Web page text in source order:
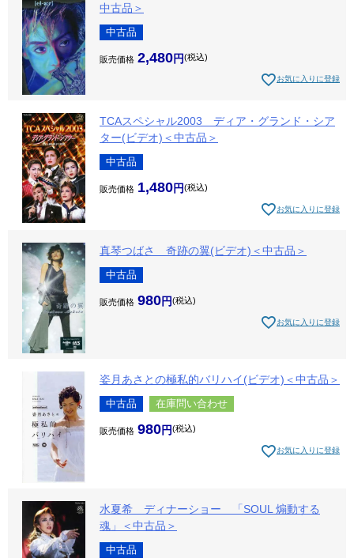
中古品＞
中古品
販売価格 2,480 税込
お気に入りに登録
TCAスペシャル2003 ディア・グランド・シア
ター(ビデオ)＜中古品＞
中古品
販売価格 1,480 税込
お気に入りに登録
真琴つばさ 奇跡の翼(ビデオ)＜中古品＞
中古品
販売価格 980 税込
お気に入りに登録
姿月あさとの極私的バリハイ(ビデオ)＜中古品＞
中古品 在庫問い合わせ
販売価格 980 税込
お気に入りに登録
水夏希 ディナーショー 「SOUL 煽動する
魂」＜中古品＞
中古品